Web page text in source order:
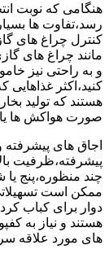
هنگامی که نوبت
رسد،تفاوت ها
کنترل چراغ های
مانند چراغ های
و به راحتی نیز
کنید،اکثر
هستند که تولید
صورت هواکش ها
اجاق های
پیشرفته،ظرفیت
چند منظوره،پنج
ممکن است
دوار برای کباب
هستند و نیاز به
های مورد علاقه